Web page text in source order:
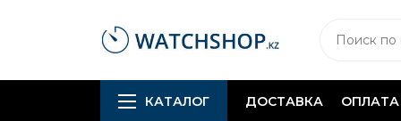
КАТАЛОГ ДОСТАВКА ОПЛАТА